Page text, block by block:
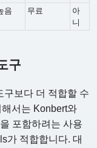
음 무료
아
니
구
구보다 더 적합할 수
서는 Konbert와
포함하려는 사용
가 적합합니다. 대